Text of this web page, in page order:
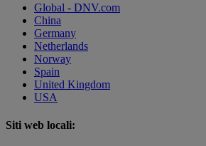
Global - DNV.com
China
Germany
Netherlands
Norway
Spain
United Kingdom
USA
Siti web locali: